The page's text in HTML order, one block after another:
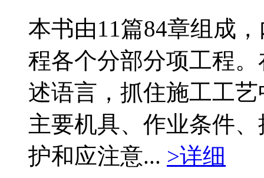
本书由11篇84章组成
程各个分部分项工程
述语言，抓住施工工
主要机具、作业条件
护和应注意... >详细